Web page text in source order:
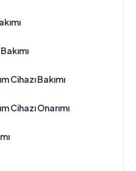
Cihazı Bakımı
Cihazı Onarımı